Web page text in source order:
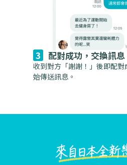
配對成功，交換訊息
收到對方「謝謝！」後即配
始傳送訊息。